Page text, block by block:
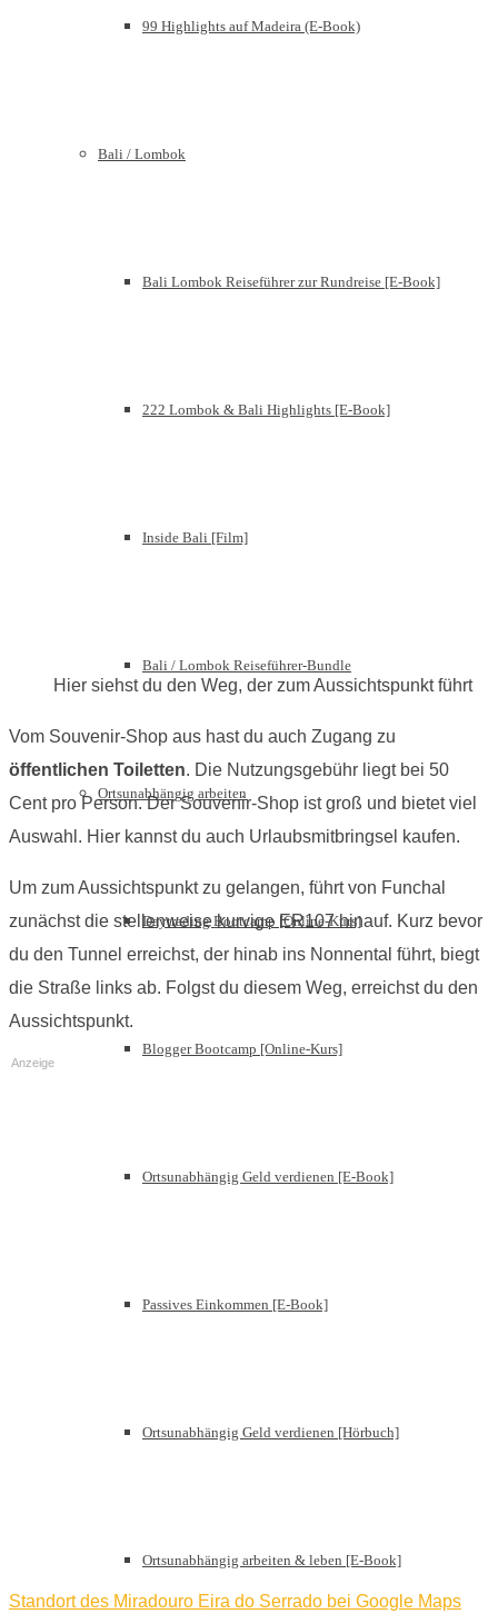
99 Highlights auf Madeira (E-Book)
Bali / Lombok
Bali Lombok Reiseführer zur Rundreise [E-Book]
222 Lombok & Bali Highlights [E-Book]
Inside Bali [Film]
Bali / Lombok Reiseführer-Bundle
Ortsunabhängig arbeiten
Daytrading Bootcamp [Online-Kurs]
Blogger Bootcamp [Online-Kurs]
Ortsunabhängig Geld verdienen [E-Book]
Passives Einkommen [E-Book]
Ortsunabhängig Geld verdienen [Hörbuch]
Ortsunabhängig arbeiten & leben [E-Book]
Hier siehst du den Weg, der zum Aussichtspunkt führt
Vom Souvenir-Shop aus hast du auch Zugang zu
öffentlichen Toiletten. Die Nutzungsgebühr liegt bei 50
Cent pro Person. Der Souvenir-Shop ist groß und bietet viel
Auswahl. Hier kannst du auch Urlaubsmitbringsel kaufen.
Um zum Aussichtspunkt zu gelangen, führt von Funchal
zunächst die stellenweise kurvige ER107 hinauf. Kurz bevor
du den Tunnel erreichst, der hinab ins Nonnental führt, biegt
die Straße links ab. Folgst du diesem Weg, erreichst du den
Aussichtspunkt.
Anzeige
Standort des Miradouro Eira do Serrado bei Google Maps